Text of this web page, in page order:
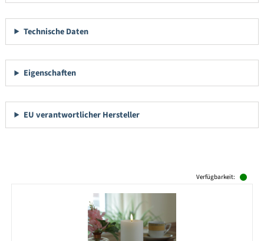
Technische Daten
Eigenschaften
EU verantwortlicher Hersteller
Verfügbarkeit: